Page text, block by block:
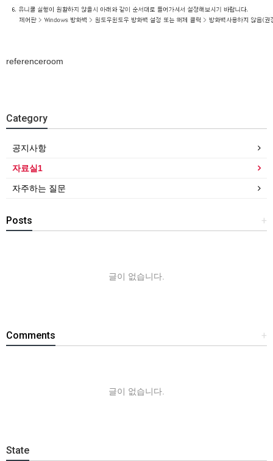
referenceroom
Category
공지사항
자료실1
자주하는 질문
+
Posts
글이 없습니다.
+
Comments
글이 없습니다.
State